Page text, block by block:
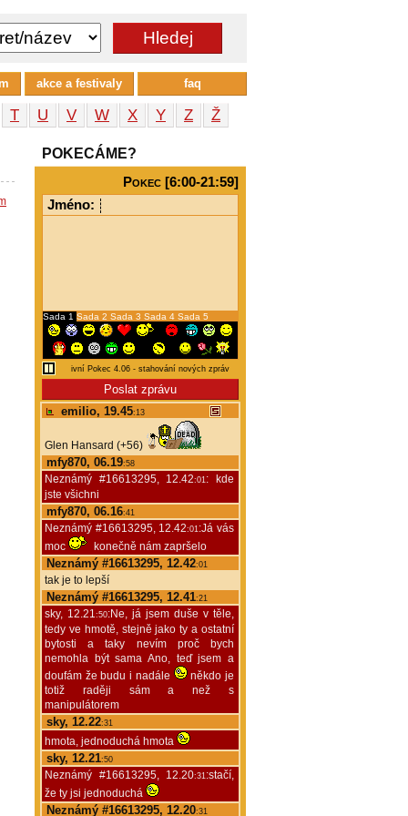
T U V W X Y Z
Ž
POKECÁME?
Pokec [6:00-21:59]
Jméno:
Sada 1 Sada 2 Sada 3 Sada 4 Sada 5
emilio, 19.45:13
Glen Hansard (+56)
mfy870, 06.19:58
Neznámý #16613295, 12.42:01: kde
jste všichni
mfy870, 06.16:41
Neznámý #16613295, 12.42:01:Já vás
moc
konečně nám zapršelo
Neznámý #16613295, 12.42:01
tak je to lepší
Neznámý #16613295, 12.41:21
sky, 12.21:50:Ne, já jsem duše v těle,
tedy ve hmotě, stejně jako ty a ostatní
bytosti a taky nevím proč bych
nemohla být sama Ano, teď jsem a
doufám že budu i nadále
někdo je
totiž raději sám a než s
manipulátorem
sky, 12.22:31
hmota, jednoduchá hmota
sky, 12.21:50
Neznámý #16613295, 12.20:31:stačí,
že ty jsi jednoduchá
Neznámý #16613295, 12.20:31
akce a festivaly faq